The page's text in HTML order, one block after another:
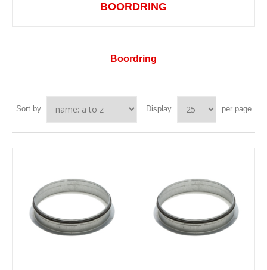
BOORDRING
Boordring
Sort by Display per page